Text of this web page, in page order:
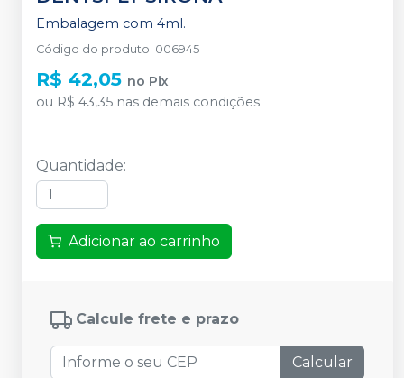
Embalagem com 4ml.
Código do produto: 006945
R$ 42,05 no Pix
ou R$ 43,35 nas demais condições
Quantidade:
Adicionar ao carrinho
Calcule frete e prazo
Calcular